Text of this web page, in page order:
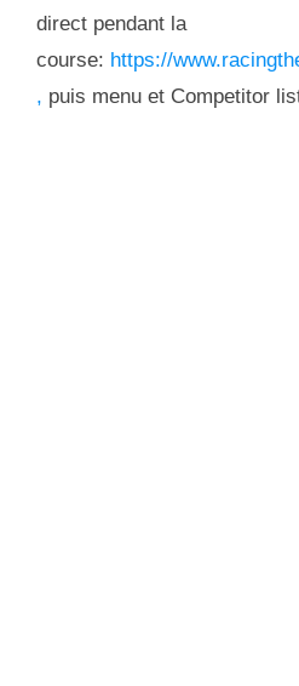
direct pendant la
course: https://
, puis menu et Competitor